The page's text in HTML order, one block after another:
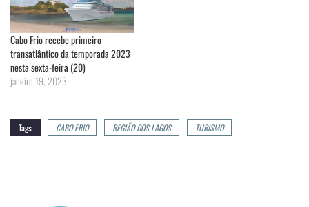
Cabo Frio recebe primeiro
transatlântico da temporada 2023
nesta sexta-feira (20)
janeiro 19, 2023
Tags: CABO FRIO REGIÃO DOS LAGOS TURISMO